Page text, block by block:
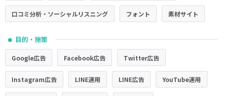
口コミ分析・ソーシャルリスニング フォント 素材サイト
● 目的・施策
Google広告 Facebook広告 Twitter広告
Instagram広告 LINE運用 LINE広告 YouTube運用